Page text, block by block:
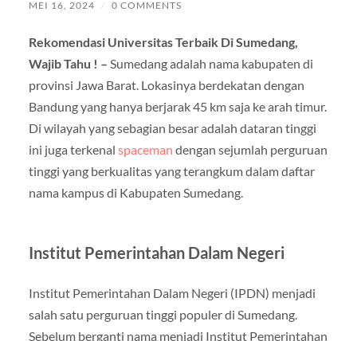
MEI 16, 2024 / 0 COMMENTS
Rekomendasi Universitas Terbaik Di Sumedang,
Wajib Tahu ! – Sumedang adalah nama kabupaten di
provinsi Jawa Barat. Lokasinya berdekatan dengan
Bandung yang hanya berjarak 45 km saja ke arah timur.
Di wilayah yang sebagian besar adalah dataran tinggi
ini juga terkenal spaceman dengan sejumlah perguruan
tinggi yang berkualitas yang terangkum dalam daftar
nama kampus di Kabupaten Sumedang.
Institut Pemerintahan Dalam Negeri
Institut Pemerintahan Dalam Negeri (IPDN) menjadi
salah satu perguruan tinggi populer di Sumedang.
Sebelum berganti nama menjadi Institut Pemerintahan